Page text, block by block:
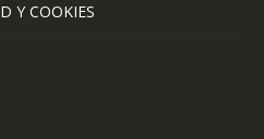
Y COOKIES